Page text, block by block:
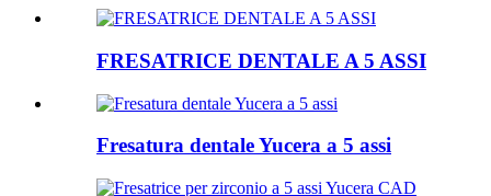
FRESATRICE DENTALE A 5 ASSI
Fresatura dentale Yucera a 5 assi